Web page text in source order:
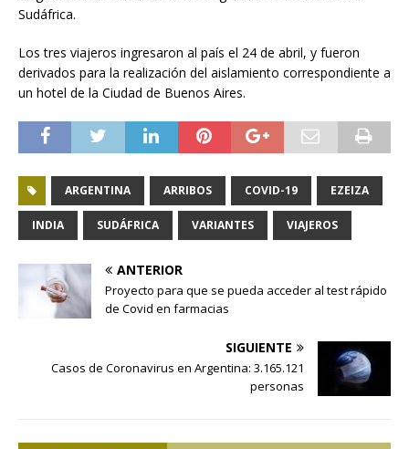
Sudáfrica.
Los tres viajeros ingresaron al país el 24 de abril, y fueron
derivados para la realización del aislamiento correspondiente a
un hotel de la Ciudad de Buenos Aires.
ARGENTINA ARRIBOS COVID-19 EZEIZA
INDIA SUDÁFRICA VARIANTES VIAJEROS
ANTERIOR
Proyecto para que se pueda acceder al test rápido
de Covid en farmacias
SIGUIENTE
Casos de Coronavirus en Argentina: 3.165.121
personas